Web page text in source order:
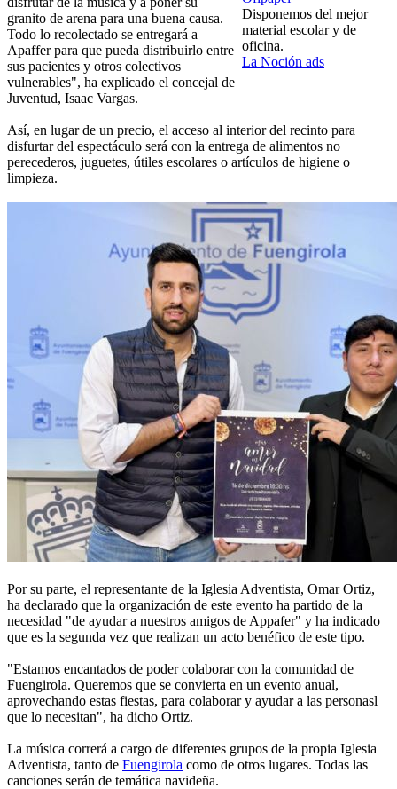
Disponemos del mejor
material escolar y de
oficina.
La Noción ads
granito de arena para una buena causa.
Todo lo recolectado se entregará a
Apaffer para que pueda distribuirlo entre
sus pacientes y otros colectivos
vulnerables", ha explicado el concejal de
Juventud, Isaac Vargas.
Así, en lugar de un precio, el acceso al interior del recinto para
disfurtar del espectáculo será con la entrega de alimentos no
perecederos, juguetes, útiles escolares o artículos de higiene o
limpieza.
Por su parte, el representante de la Iglesia Adventista, Omar Ortiz,
ha declarado que la organización de este evento ha partido de la
necesidad "de ayudar a nuestros amigos de Appafer" y ha indicado
que es la segunda vez que realizan un acto benéfico de este tipo.
"Estamos encantados de poder colaborar con la comunidad de
Fuengirola. Queremos que se convierta en un evento anual,
aprovechando estas fiestas, para colaborar y ayudar a las personasl
que lo necesitan", ha dicho Ortiz.
La música correrá a cargo de diferentes grupos de la propia Iglesia
Adventista, tanto de Fuengirola como de otros lugares. Todas las
canciones serán de temática navideña.